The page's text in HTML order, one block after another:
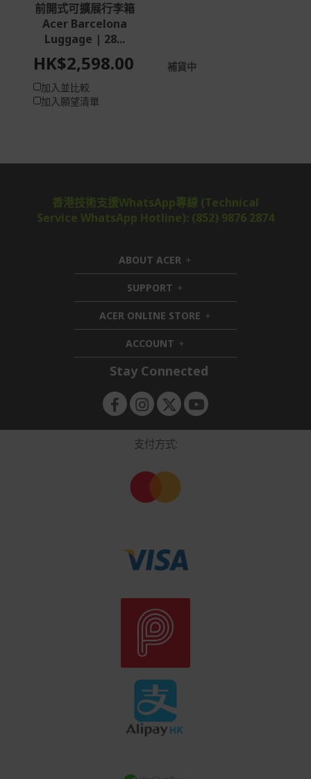
前開式可擴展行李箱
Acer Barcelona
Luggage | 28...
HK$2,598.00
補貨中
加入並比較
加入願望清單
香港技術支援WhatsApp專線 (Technical
Service WhatsApp Hotline): (852) 9876 2874
ABOUT ACER h
i
d
e
n
SUPPORT h
i
d
d
n
ACER ONLINE STORE h
i
d
e
ACCOUNT h
i
d
e
n
Stay Connected
支付方式: